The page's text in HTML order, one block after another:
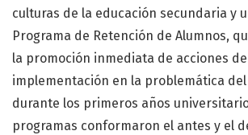
culturas de la educación secundaria y
Programa de Retención de Alumnos,
la promoción inmediata de acciones
implementación en la problemática
durante los primeros años
programas conformaron el antes y el